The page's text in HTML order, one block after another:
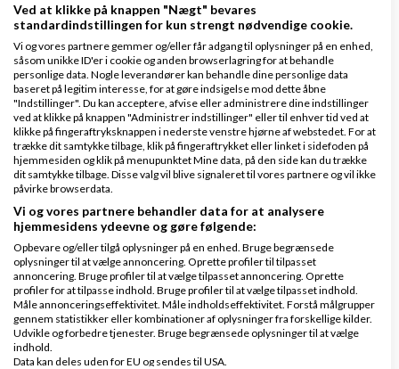
Få valutakurser fra Amino Regn...
Få Amino Valutaomregner på din...
Hvad er Amino Nyhedsbrev?
Amino Chat regler
Hvordan opsiger jeg Amino Plus...
Partnere
Ved at klikke på knappen "Nægt" bevares
standardindstillingen for kun strengt nødvendige cookie.
Vi og vores partnere gemmer og/eller får adgang til oplysninger på en enhed,
såsom unikke ID'er i cookie og anden browserlagring for at behandle
personlige data. Nogle leverandører kan behandle dine personlige data
baseret på legitim interesse, for at gøre indsigelse mod dette åbne
"Indstillinger". Du kan acceptere, afvise eller administrere dine indstillinger
ved at klikke på knappen "Administrer indstillinger" eller til enhver tid ved at
klikke på fingeraftryksknappen i nederste venstre hjørne af webstedet. For at
trække dit samtykke tilbage, klik på fingeraftrykket eller linket i sidefoden på
hjemmesiden og klik på menupunktet Mine data, på den side kan du trække
dit samtykke tilbage. Disse valg vil blive signaleret til vores partnere og vil ikke
påvirke browserdata.
Vi og vores partnere behandler data for at analysere
hjemmesidens ydeevne og gøre følgende:
Opbevare og/eller tilgå oplysninger på en enhed. Bruge begrænsede
oplysninger til at vælge annoncering. Oprette profiler til tilpasset
annoncering. Bruge profiler til at vælge tilpasset annoncering. Oprette
profiler for at tilpasse indhold. Bruge profiler til at vælge tilpasset indhold.
Måle annonceringseffektivitet. Måle indholdseffektivitet. Forstå målgrupper
gennem statistikker eller kombinationer af oplysninger fra forskellige kilder.
Udvikle og forbedre tjenester. Bruge begrænsede oplysninger til at vælge
indhold.
Data kan deles uden for EU og sendes til USA.